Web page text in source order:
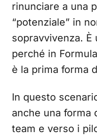
rinunciare a una
“potenziale” in
sopravvivenza. È
perché in
è la prima forma
In questo
anche una forma
team e verso i